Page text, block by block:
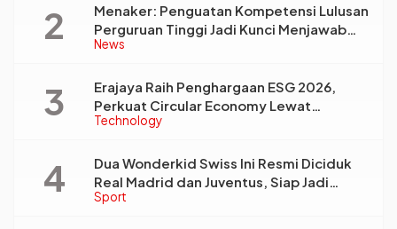
News
Menaker: Penguatan Kompetensi Lulusan
Perguruan Tinggi Jadi Kunci Menjawab
Kebutuhan Dunia Kerja
Technology
Erajaya Raih Penghargaan ESG 2026,
Perkuat Circular Economy Lewat
Pengelolaan Limbah Berkelanjutan
Sport
Dua Wonderkid Swiss Ini Resmi Diciduk
Real Madrid dan Juventus, Siap Jadi
Bintang Baru Eropa